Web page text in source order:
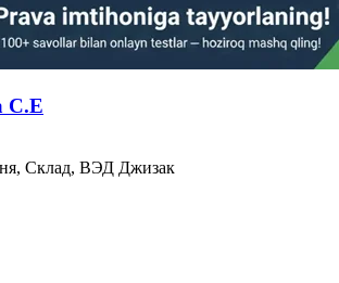
C.E
Склад, ВЭД Джизак